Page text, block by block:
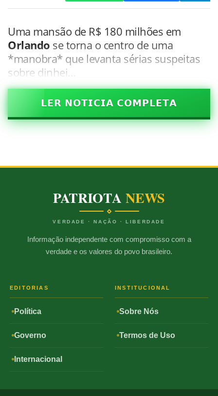
Uma mansão de R$ 180 milhões em
Orlando se torna o centro de uma
*manobra* que levanta sérias suspeitas
sobre dinhei…
𝗟𝗘𝗥 𝗡𝗢𝗧𝗜𝗖𝗜𝗔 𝗖𝗢𝗠𝗣𝗟𝗘𝗧𝗔
PATRIOTANEWS
VERDADE · NAÇÃO · LIBERDADE
Informação independente com compromisso com a
verdade e os valores do povo brasileiro.
EDITORIAS
Política
Governo
Internacional
INSTITUCIONAL
Sobre Nós
Termos de Uso